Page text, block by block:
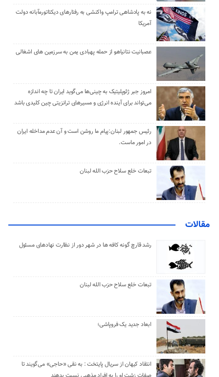
نه به پادشاهی ترامپ واکنشی به رفتارهای دیکتاتورمآبانه دولت
آمریکا
عصبانیت نتانیاهو از حمله پهبادی یمن به سرزمین های اشغالی
امروز جبر ژئوپلیتیک به چینی‌ها می‌گوید ایران تا چه اندازه
می‌تواند برای آینده انرژی و مسیرهای ترانزیتی چین کلیدی باشد
رئیس جمهور لبنان:پیام ما روشن است و آن عدم مداخله ایران
در امور ماست.
تبعات خلع سلاح حزب الله لبنان
مقالات
رشد قارچ گونه کافه ها در شهر دور از نظارت نهادهای مسئول
تبعات خلع سلاح حزب الله لبنان
ابعاد جدید یک فروپاشی؛
انتقاد کیهان از سریال پایتخت : به نقی «حاجی» می‌گویند تا